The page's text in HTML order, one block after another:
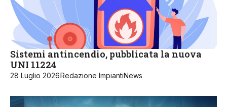
Sistemi antincendio, pubblicata la nuova
UNI 11224
28 Luglio 2026Redazione ImpiantiNews